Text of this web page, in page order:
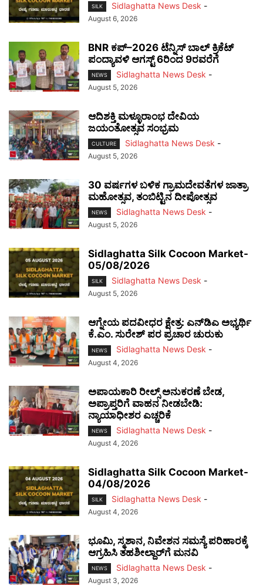
SILK Sidlaghatta News Desk -
August 6, 2026
BNR ಕಪ್–2026 ಟೆನ್ನಿಸ್ ಬಾಲ್ ಕ್ರಿಕೆಟ್
ಪಂದ್ಯಾವಳಿ ಆಗಸ್ಟ್ 6ರಿಂದ 9ರವರೆಗೆ
NEWS Sidlaghatta News Desk -
August 5, 2026
ಆದಿಶಕ್ತಿ ಮಳ್ಳೂರಾಂಭ ದೇವಿಯ
ಜಯಂತೋತ್ಸವ ಸಂಭ್ರಮ
CULTURE Sidlaghatta News Desk -
August 5, 2026
30 ವರ್ಷಗಳ ಬಳಿಕ ಗ್ರಾಮದೇವತೆಗಳ ಜಾತ್ರಾ
ಮಹೋತ್ಸವ, ತಂಬಿಟ್ಟಿನ ದೀಪೋತ್ಸವ
NEWS Sidlaghatta News Desk -
August 5, 2026
Sidlaghatta Silk Cocoon Market-
05/08/2026
SILK Sidlaghatta News Desk -
August 5, 2026
ಆಗ್ನೇಯ ಪದವೀಧರ ಕ್ಷೇತ್ರ: ಎನ್‌ಡಿಎ ಅಭ್ಯರ್ಥಿ
ಕೆ.ಎಂ. ಸುರೇಶ್ ಪರ ಪ್ರಚಾರ ಚುರುಕು
NEWS Sidlaghatta News Desk -
August 4, 2026
ಅಪಾಯಕಾರಿ ರೀಲ್ಸ್ ಅನುಕರಣೆ ಬೇಡ,
ಅಪ್ರಾಪ್ತರಿಗೆ ವಾಹನ ನೀಡಬೇಡಿ:
ನ್ಯಾಯಾಧೀಶರ ಎಚ್ಚರಿಕೆ
NEWS Sidlaghatta News Desk -
August 4, 2026
Sidlaghatta Silk Cocoon Market-
04/08/2026
SILK Sidlaghatta News Desk -
August 4, 2026
ಭೂಮಿ, ಸ್ಮಶಾನ, ನಿವೇಶನ ಸಮಸ್ಯೆ ಪರಿಹಾರಕ್ಕೆ
ಆಗ್ರಹಿಸಿ ತಹಶೀಲ್ದಾರ್‌ಗೆ ಮನವಿ
NEWS Sidlaghatta News Desk -
August 3, 2026